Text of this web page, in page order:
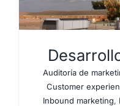
Auditoría de
Customer
Inbound marketing,